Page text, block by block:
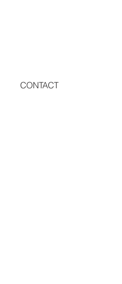
CONTACT